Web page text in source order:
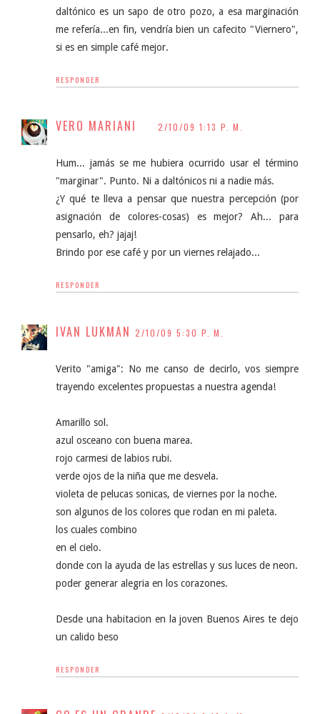
daltónico es un sapo de otro pozo, a esa marginación
me refería...en fin, vendría bien un cafecito "Viernero",
si es en simple café mejor.
RESPONDER
VERO MARIANI 2/10/09 1:13 P. M.
Hum... jamás se me hubiera ocurrido usar el término
"marginar". Punto. Ni a daltónicos ni a nadie más.
¿Y qué te lleva a pensar que nuestra percepción (por
asignación de colores-cosas) es mejor? Ah... para
pensarlo, eh? jajaj!
Brindo por ese café y por un viernes relajado...
RESPONDER
IVAN LUKMAN 2/10/09 5:30 P. M.
Verito "amiga": No me canso de decirlo, vos siempre
trayendo excelentes propuestas a nuestra agenda!
Amarillo sol.
azul osceano con buena marea.
rojo carmesi de labios rubi.
verde ojos de la niña que me desvela.
violeta de pelucas sonicas, de viernes por la noche.
son algunos de los colores que rodan en mi paleta.
los cuales combino
en el cielo.
donde con la ayuda de las estrellas y sus luces de neon.
poder generar alegria en los corazones.
Desde una habitacion en la joven Buenos Aires te dejo
un calido beso
RESPONDER